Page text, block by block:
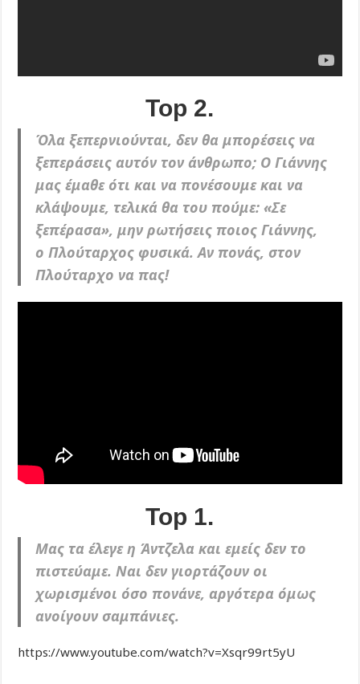
Top 2.
Όλα ξεπερνιούνται, δεν θα μπορέσεις να
ξεπεράσεις αυτόν τον άνθρωπο; Ο Γιάννης
μας έμαθε ότι και να πονέσουμε και να
κλάψουμε, τελικά θα του πούμε: «Σε
ξεπέρασα», μην ρωτήσεις ποιος Γιάννης,
ο Πλούταρχος φυσικά. Αν πονάς, στον
Πλούταρχο να πας!
Top 1.
Μας τα έλεγε η Άντζελα και εμείς δεν το
πιστεύαμε. Ναι δεν γιορτάζουν οι
χωρισμένοι όσο πονάνε, αργότερα όμως
ανοίγουν σαμπάνιες.
https://www.youtube.com/watch?v=Xsqr99rt5yU